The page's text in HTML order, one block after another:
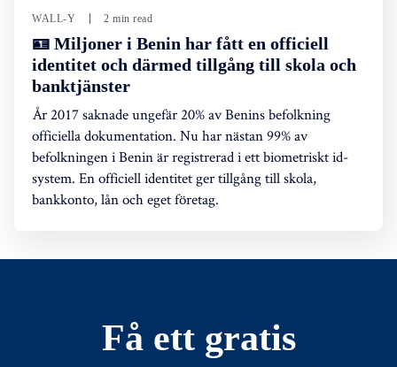
WALL-Y 2 min read
🪪 Miljoner i Benin har fått en officiell
identitet och därmed tillgång till skola och
banktjänster
År 2017 saknade ungefär 20% av Benins befolkning
officiella dokumentation. Nu har nästan 99% av
befolkningen i Benin är registrerad i ett biometriskt id-
system. En officiell identitet ger tillgång till skola,
bankkonto, lån och eget företag.
Få ett gratis